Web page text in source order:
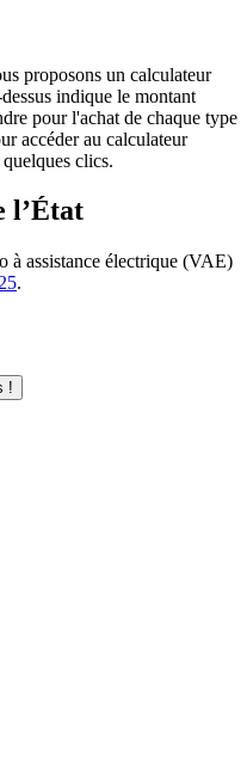
proposons un calculateur
indique le montant
pour l'achat de chaque type
accéder au calculateur
clics.
l’État
à assistance électrique (VAE)
.
!